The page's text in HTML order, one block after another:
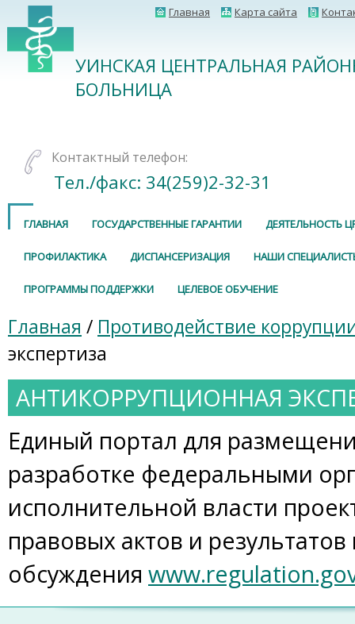
Главная Карта сайта
УИНСКАЯ ЦЕНТРАЛЬНАЯ
БОЛЬНИЦА
Контактный телефон:
Тел./факс: 34(259)2-32-31
ГЛАВНАЯ ГОСУДАРСТВЕННЫЕ ГАРАНТИИ ДЕЯТЕЛЬНОСТЬ
ПРОФИЛАКТИКА ДИСПАНСЕРИЗАЦИЯ НАШИ
ПРОГРАММЫ ПОДДЕРЖКИ ЦЕЛЕВОЕ ОБУЧЕНИЕ
Главная / Противодействие
экспертиза
АНТИКОРРУПЦИОННАЯ
Единый портал для
разработке федеральными
исполнительной власти
правовых актов и
обсуждения